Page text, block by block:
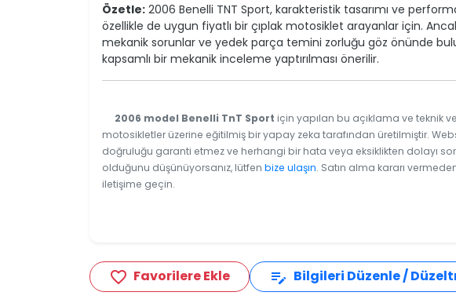
Özetle: 2006 Benelli TNT Sport, karakteristik tasarımı ve
özellikle de uygun fiyatlı bir çıplak motosiklet arayanlar için.
mekanik sorunlar ve yedek parça temini zorluğu göz önünde
kapsamlı bir mekanik inceleme yaptırılması önerilir.
2006 model Benelli TnT Sport için yapılan bu açıklama ve teknik
motosikletler üzerine eğitilmiş bir yapay zeka tarafından üretilmiştir.
doğruluğu garanti etmez ve herhangi bir hata veya eksiklikten dolayı
olduğunu düşünüyorsanız, lütfen bize ulaşın. Satın alma kararı
iletişime geçin.
favorite_border Favorilere Ekle edit_note Bilgileri Düzenle /